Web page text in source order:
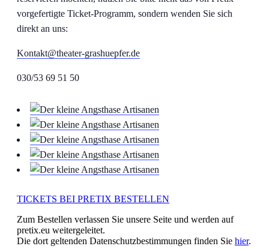
vorgefertigte Ticket-Programm, sondern wenden Sie sich
direkt an uns:
Kontakt@theater-grashuepfer.de
030/53 69 51 50
TICKETS BEI PRETIX BESTELLEN
Zum Bestellen verlassen Sie unsere Seite und werden auf
pretix.eu weitergeleitet.
Die dort geltenden Datenschutzbestimmungen finden Sie hier.